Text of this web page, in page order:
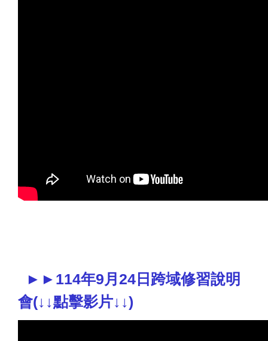
►►114年9月24日跨域修習說明
會(↓↓點擊影片↓↓)